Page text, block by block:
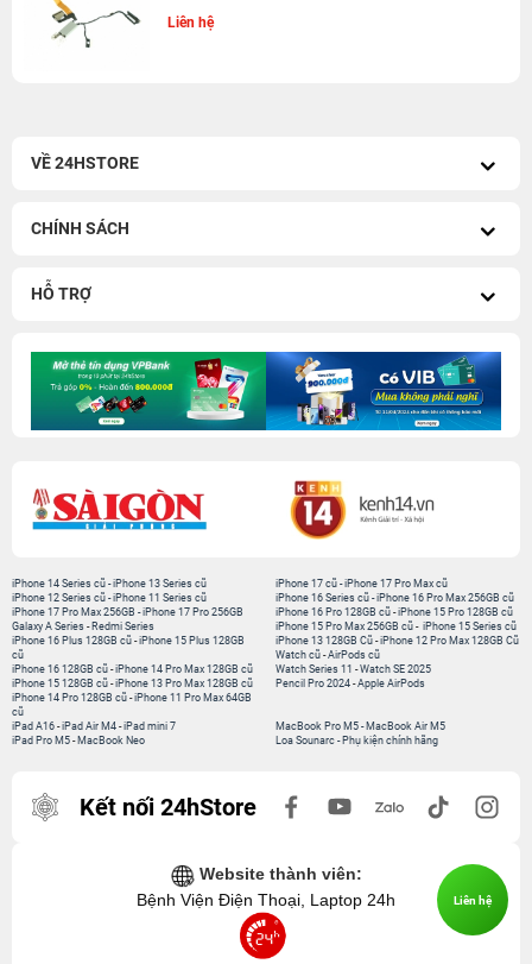
Liên hệ
VỀ 24HSTORE
CHÍNH SÁCH
HỖ TRỢ
iPhone 14 Series cũ -iPhone 13 Series cũ
iPhone 12 Series cũ -iPhone 11 Series cũ
iPhone 17 Pro Max 256GB -iPhone 17 Pro 256GB
Galaxy A Series - Redmi Series
iPhone 17 cũ-iPhone 17 Pro Max cũ
iPhone 16 Series cũ- iPhone 16 Pro Max 256GB cũ
iPhone 16 Pro 128GB cũ-iPhone 15 Pro 128GB cũ
iPhone 15 Pro Max 256GB cũ- iPhone 15 Series cũ
iPhone 16 Plus 128GB cũ -iPhone 15 Plus 128GB
cũ
iPhone 16 128GB cũ -iPhone 14 Pro Max 128GB cũ
iPhone 15 128GB cũ -iPhone 13 Pro Max 128GB cũ
iPhone 14 Pro 128GB cũ -iPhone 11 Pro Max 64GB
cũ
iPhone 13 128GB Cũ-iPhone 12 Pro Max 128GB Cũ
Watch cũ-AirPods cũ
Watch Series 11 -Watch SE 2025
Pencil Pro 2024-Apple AirPods
iPad A16 -iPad Air M4 -iPad mini 7
iPad Pro M5 - MacBook Neo
MacBook Pro M5- MacBook Air M5
Loa Sounarc- Phụ kiện chính hãng
Kết nối 24hStore
Website thành viên:
Bệnh Viện Điện Thoại, Laptop 24h
Liên hệ